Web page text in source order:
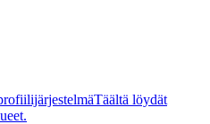
Täältä löydät